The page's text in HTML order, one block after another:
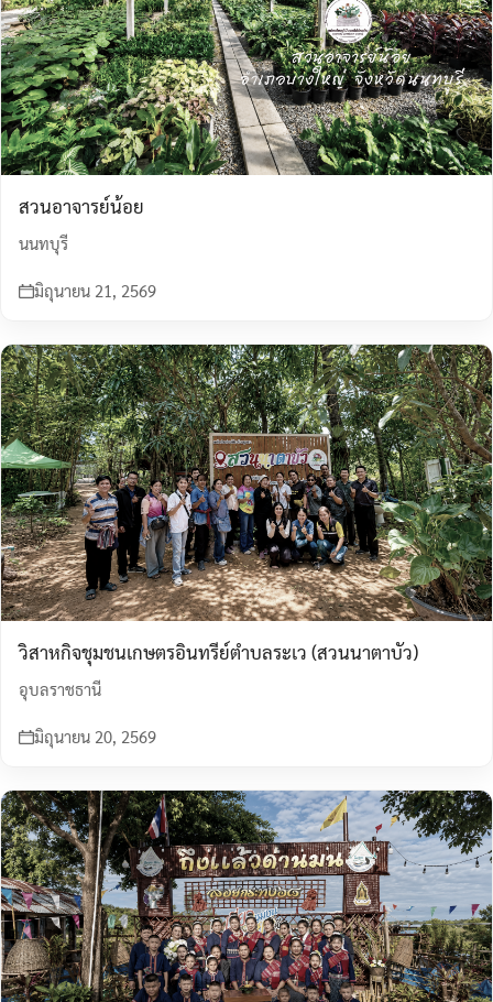
สวนอาจารย์น้อย
นนทบุรี
มิถุนายน 21, 2569
วิสาหกิจชุมชนเกษตรอินทรีย์ตำบลระเว (สวนนาตาบัว)
อุบลราชธานี
มิถุนายน 20, 2569